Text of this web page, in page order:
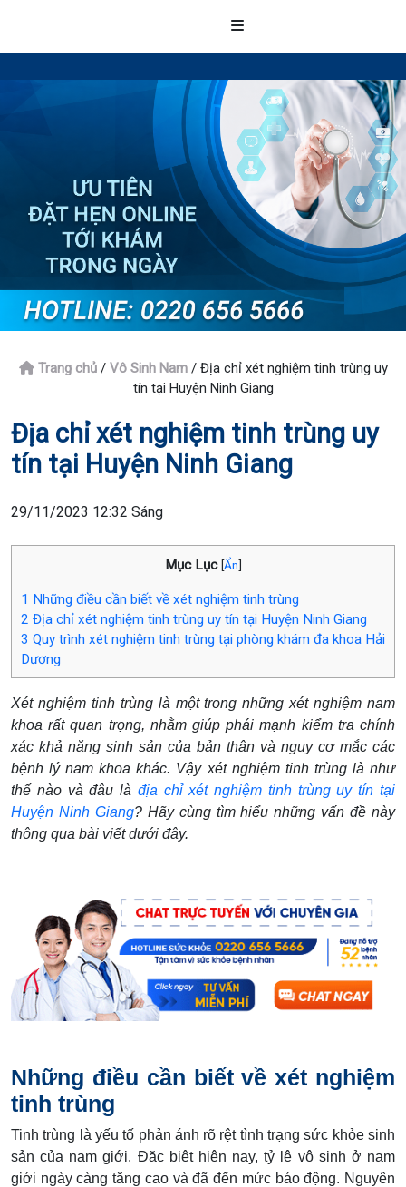
Trang chủ/ Vô Sinh Nam/ Địa chỉ xét nghiệm tinh trùng uy
tín tại Huyện Ninh Giang
Địa chỉ xét nghiệm tinh trùng uy
tín tại Huyện Ninh Giang
29/11/2023 12:32 Sáng
Mục Lục [Ẩn]
1 Những điều cần biết về xét nghiệm tinh trùng
2 Địa chỉ xét nghiệm tinh trùng uy tín tại Huyện Ninh Giang
3 Quy trình xét nghiệm tinh trùng tại phòng khám đa khoa Hải
Dương
Xét nghiệm tinh trùng là một trong những xét nghiệm nam
khoa rất quan trọng, nhằm giúp phái mạnh kiểm tra chính
xác khả năng sinh sản của bản thân và nguy cơ mắc các
bệnh lý nam khoa khác. Vậy xét nghiệm tinh trùng là như
thế nào và đâu là địa chỉ xét nghiệm tinh trùng uy tín tại
Huyện Ninh Giang? Hãy cùng tìm hiểu những vấn đề này
thông qua bài viết dưới đây.
Những điều cần biết về xét nghiệm
tinh trùng
Tinh trùng là yếu tố phản ánh rõ rệt tình trạng sức khỏe sinh
sản của nam giới. Đặc biệt hiện nay, tỷ lệ vô sinh ở nam
giới ngày càng tăng cao và đã đến mức báo động. Nguyên